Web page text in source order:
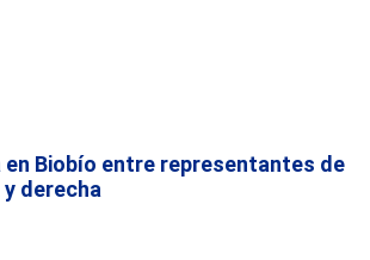
en Biobío entre representantes de
derecha